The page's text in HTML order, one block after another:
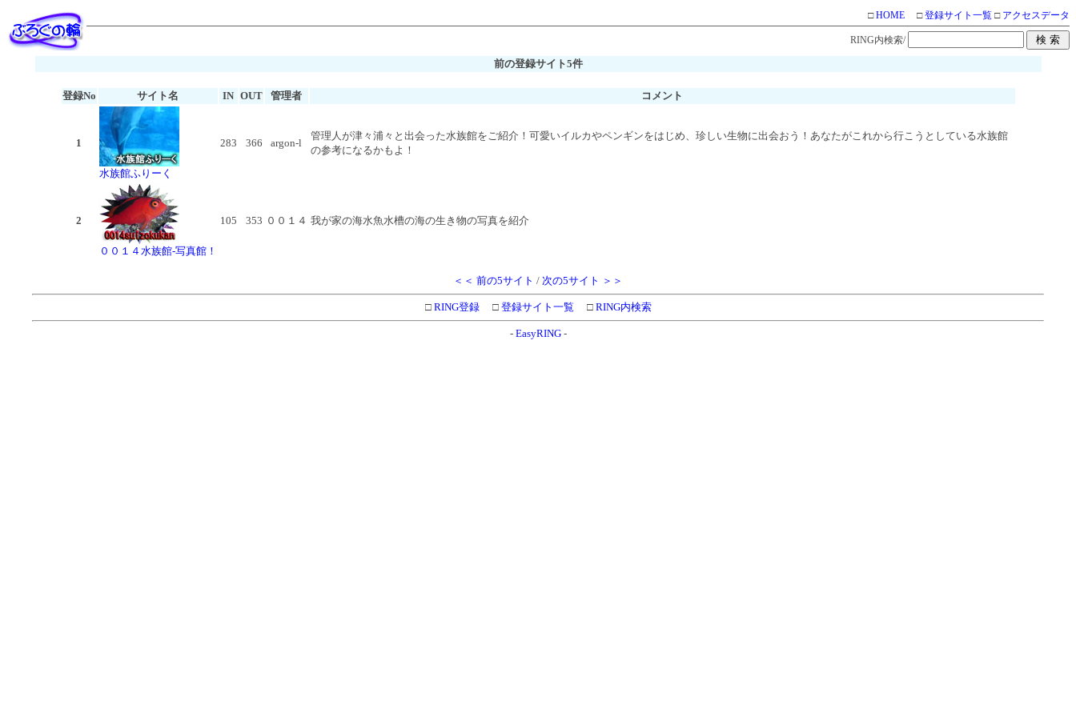
□HOME □登録サイト一覧 □アクセスデータ
RING内検索/
前の登録サイト5件
登録No サイト名 IN OUT 管理者 コメント
1
水族館ふりーく
283 366 argon-l
管理人が津々浦々と出会った水族館をご紹介！可愛いイルカやペンギンをはじめ、珍しい生物に出会おう！あなたがこれから行こうとしている水族館
の参考になるかもよ！
2
００１４水族館-写真館！
105 353 ００１４ 我が家の海水魚水槽の海の生き物の写真を紹介
＜＜ 前の5サイト / 次の5サイト ＞＞
□RING登録□登録サイト一覧 □RING内検索
- EasyRING-